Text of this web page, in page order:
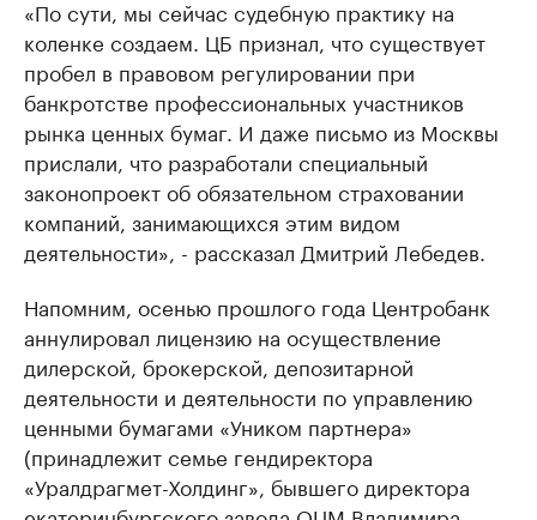
«По сути, мы сейчас судебную практику на
коленке создаем. ЦБ признал, что существует
пробел в правовом регулировании при
банкротстве профессиональных участников
рынка ценных бумаг. И даже письмо из Москвы
прислали, что разработали специальный
законопроект об обязательном страховании
компаний, занимающихся этим видом
деятельности», - рассказал Дмитрий Лебедев.
Напомним, осенью прошлого года Центробанк
аннулировал лицензию на осуществление
дилерской, брокерской, депозитарной
деятельности и деятельности по управлению
ценными бумагами «Уником партнера»
(принадлежит семье гендиректора
«Уралдрагмет-Холдинг», бывшего директора